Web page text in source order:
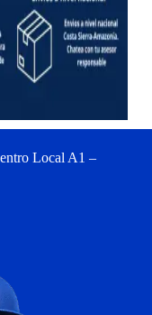
Local A1 –